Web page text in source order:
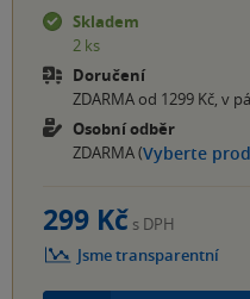
Skladem
2 ks
Doručení
ZDARMA od 1299 Kč, v
Osobní odběr
ZDARMA (Vyberte
299 Kč s DPH
Jsme transparentní